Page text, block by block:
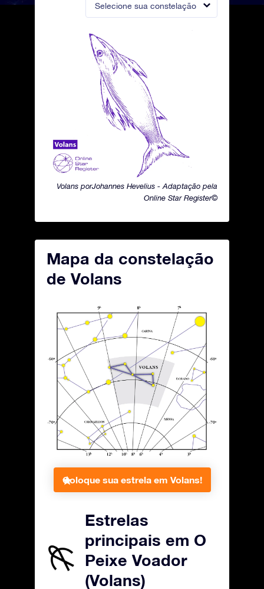
Selecione sua constelação
Volans porJohannes Hevelius - Adaptação pela
Online Star Register©
Mapa da constelação
de Volans
Coloque sua estrela em Volans!
Estrelas
principais em O
Peixe Voador
(Volans)